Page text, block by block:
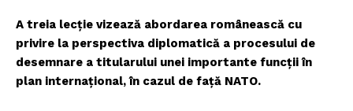
A treia lecție vizează abordarea românească cu
privire la perspectiva diplomatică a procesului de
desemnare a titularului unei importante funcții în
plan internațional, în cazul de față NATO.